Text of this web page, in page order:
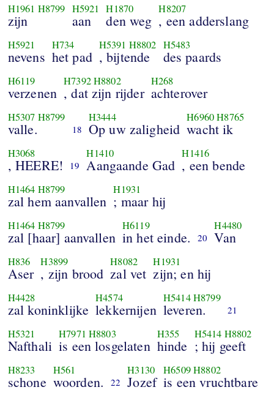
H1961 H8799
zijn
H5921
aan
H1870
den weg
H8207
, een adderslang
H5921
nevens
H734
het pad
H5391 H8802
, bijtende
H5483
des paards
H6119
verzenen
H7392H8802
, dat zijn rijder
H268
achterover
H5307 H8799
valle. 18
H3444
Op uw zaligheid
H6960H8765
wacht ik
H3068
, HEERE! 19
H1410
Aangaande Gad
H1416
, een bende
H1464 H8799
zal hem aanvallen
H1931
; maar hij
H1464 H8799
zal [haar] aanvallen
H6119
in het einde. 20
H4480
Van
H836
Aser
H3899
, zijn brood
H8082
zal vet
H1931
zijn; en hij
H4428
zal koninklijke
H4574
lekkernijen
H5414H8799
leveren. 21
H5321
Nafthali
H7971 H8803
is een losgelaten
H355
hinde
H5414 H8802
; hij geeft
H8233
schone
H561
woorden. 22
H3130
Jozef
H6509H8802
is een vruchtbare